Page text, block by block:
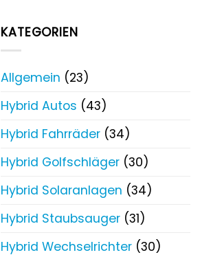
KATEGORIEN
Allgemein (23)
Hybrid Autos (43)
Hybrid Fahrräder (34)
Hybrid Golfschläger (30)
Hybrid Solaranlagen (34)
Hybrid Staubsauger (31)
Hybrid Wechselrichter (30)